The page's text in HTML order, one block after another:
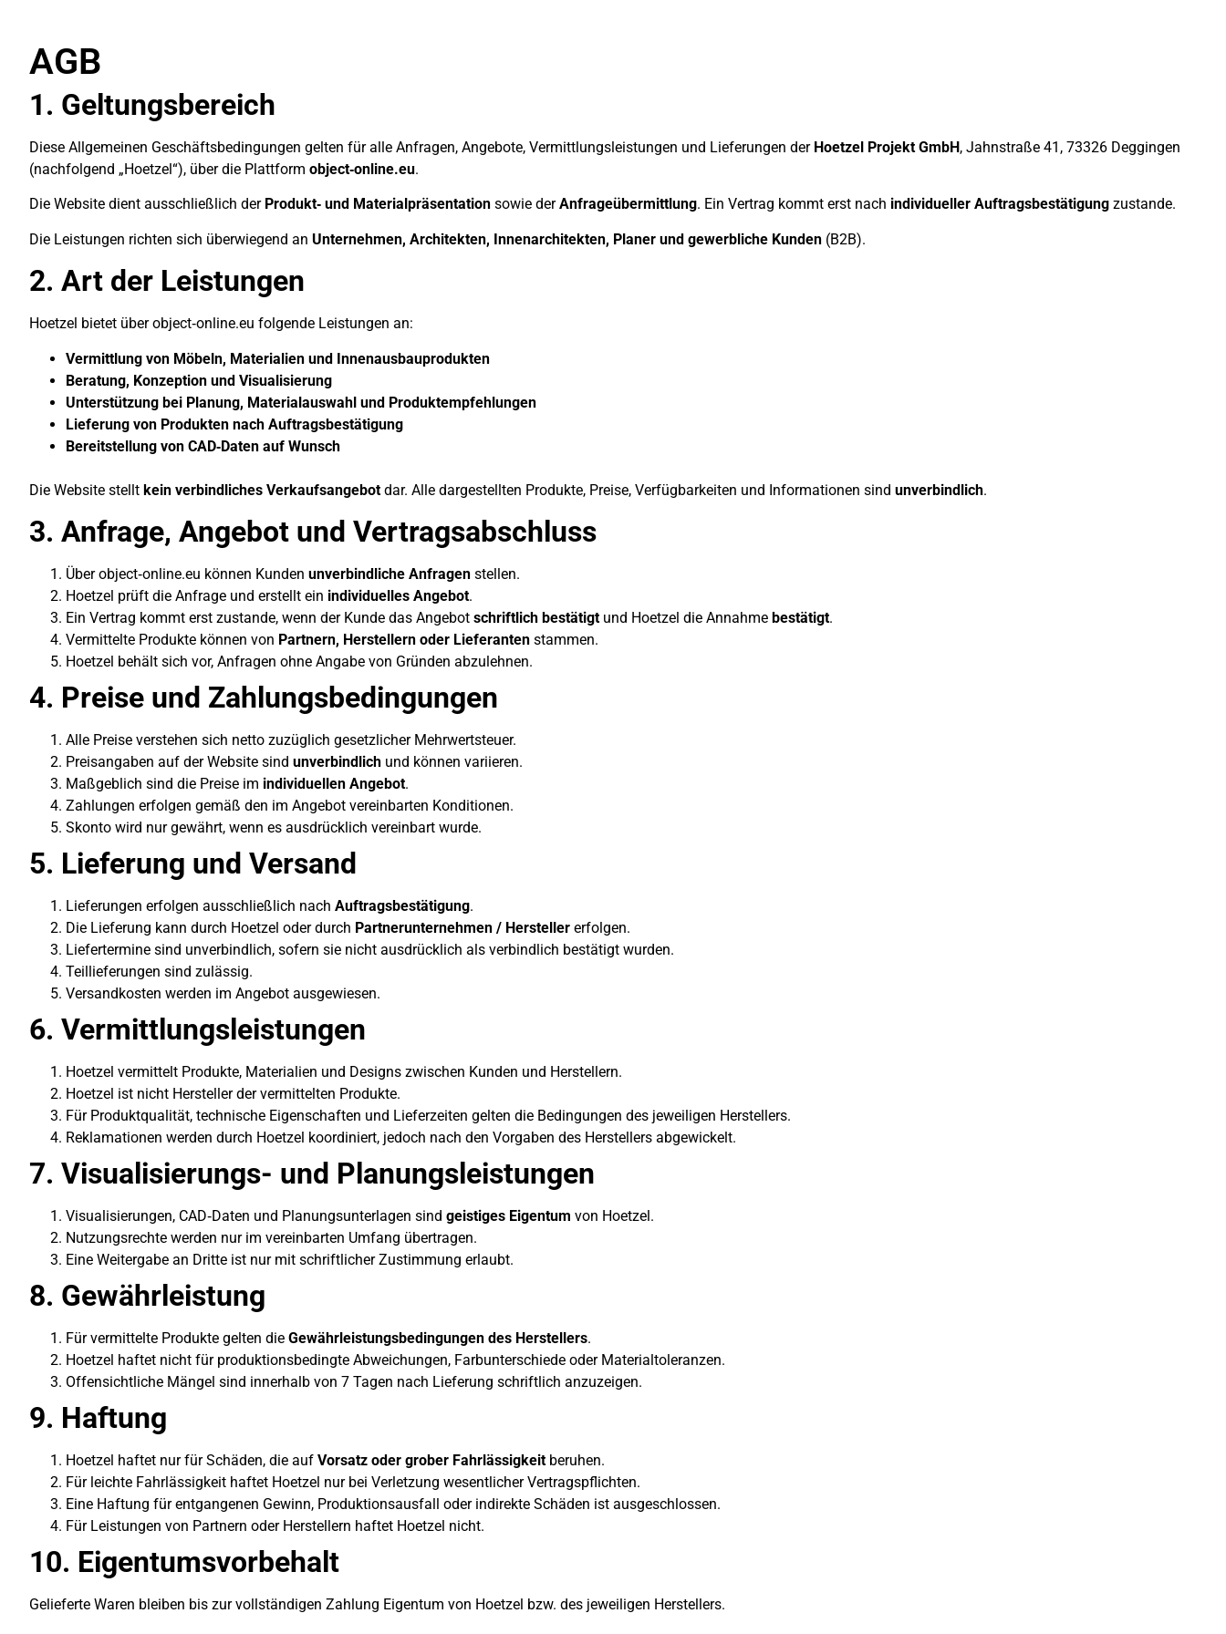
AGB
1. Geltungsbereich
Diese Allgemeinen Geschäftsbedingungen gelten für alle Anfragen, Angebote, Vermittlungsleistungen und Lieferungen der Hoetzel Projekt GmbH, Jahnstraße 41, 73326 Deggingen
(nachfolgend „Hoetzel“), über die Plattform object‑online.eu.
Die Website dient ausschließlich der Produkt‑ und Materialpräsentation sowie derAnfrageübermittlung. Ein Vertrag kommt erst nach individueller Auftragsbestätigung zustande.
Die Leistungen richten sich überwiegend an Unternehmen, Architekten, Innenarchitekten, Planer und gewerbliche Kunden (B2B).
2. Art der Leistungen
Hoetzel bietet über object‑online.eu folgende Leistungen an:
Vermittlung von Möbeln, Materialien und Innenausbauprodukten
Beratung, Konzeption und Visualisierung
Unterstützung bei Planung, Materialauswahl und Produktempfehlungen
Lieferung von Produkten nach Auftragsbestätigung
Bereitstellung von CAD‑Daten auf Wunsch
Die Website stellt kein verbindliches Verkaufsangebot dar. Alle dargestellten Produkte, Preise, Verfügbarkeiten und Informationen sind unverbindlich.
3. Anfrage, Angebot und Vertragsabschluss
Über object‑online.eu können Kunden unverbindliche Anfragen stellen.
Hoetzel prüft die Anfrage und erstellt ein individuelles Angebot.
Ein Vertrag kommt erst zustande, wenn der Kunde das Angebot schriftlich bestätigt und Hoetzel die Annahme bestätigt.
Vermittelte Produkte können von Partnern, Herstellern oder Lieferanten stammen.
Hoetzel behält sich vor, Anfragen ohne Angabe von Gründen abzulehnen.
4. Preise und Zahlungsbedingungen
Alle Preise verstehen sich netto zuzüglich gesetzlicher Mehrwertsteuer.
Preisangaben auf der Website sind unverbindlich und können variieren.
Maßgeblich sind die Preise im individuellen Angebot.
Zahlungen erfolgen gemäß den im Angebot vereinbarten Konditionen.
Skonto wird nur gewährt, wenn es ausdrücklich vereinbart wurde.
5. Lieferung und Versand
Lieferungen erfolgen ausschließlich nach Auftragsbestätigung.
Die Lieferung kann durch Hoetzel oder durch Partnerunternehmen / Hersteller erfolgen.
Liefertermine sind unverbindlich, sofern sie nicht ausdrücklich als verbindlich bestätigt wurden.
Teillieferungen sind zulässig.
Versandkosten werden im Angebot ausgewiesen.
6. Vermittlungsleistungen
Hoetzel vermittelt Produkte, Materialien und Designs zwischen Kunden und Herstellern.
Hoetzel ist nicht Hersteller der vermittelten Produkte.
Für Produktqualität, technische Eigenschaften und Lieferzeiten gelten die Bedingungen des jeweiligen Herstellers.
Reklamationen werden durch Hoetzel koordiniert, jedoch nach den Vorgaben des Herstellers abgewickelt.
7. Visualisierungs- und Planungsleistungen
Visualisierungen, CAD‑Daten und Planungsunterlagen sind geistiges Eigentum von Hoetzel.
Nutzungsrechte werden nur im vereinbarten Umfang übertragen.
Eine Weitergabe an Dritte ist nur mit schriftlicher Zustimmung erlaubt.
8. Gewährleistung
Für vermittelte Produkte gelten die Gewährleistungsbedingungen des Herstellers.
Hoetzel haftet nicht für produktionsbedingte Abweichungen, Farbunterschiede oder Materialtoleranzen.
Offensichtliche Mängel sind innerhalb von 7 Tagen nach Lieferung schriftlich anzuzeigen.
9. Haftung
Hoetzel haftet nur für Schäden, die auf Vorsatz oder grober Fahrlässigkeit beruhen.
Für leichte Fahrlässigkeit haftet Hoetzel nur bei Verletzung wesentlicher Vertragspflichten.
Eine Haftung für entgangenen Gewinn, Produktionsausfall oder indirekte Schäden ist ausgeschlossen.
Für Leistungen von Partnern oder Herstellern haftet Hoetzel nicht.
10. Eigentumsvorbehalt
Gelieferte Waren bleiben bis zur vollständigen Zahlung Eigentum von Hoetzel bzw. des jeweiligen Herstellers.